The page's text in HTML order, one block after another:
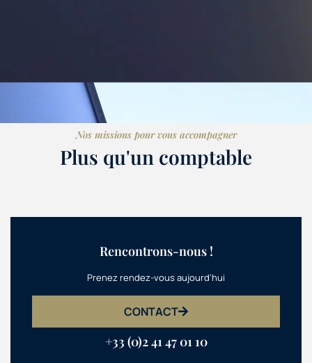
Nos missions pour vous accompagner
Plus qu'un comptable
Rencontrons-nous !
Prenez rendez-vous aujourd’hui
CONTACT
+33 (0)2 41 47 01 10